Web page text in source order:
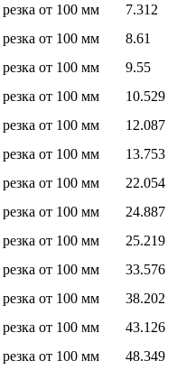
резка от 100 мм 7.312
резка от 100 мм 8.61
резка от 100 мм 9.55
резка от 100 мм 10.529
резка от 100 мм 12.087
резка от 100 мм 13.753
резка от 100 мм 22.054
резка от 100 мм 24.887
резка от 100 мм 25.219
резка от 100 мм 33.576
резка от 100 мм 38.202
резка от 100 мм 43.126
резка от 100 мм 48.349